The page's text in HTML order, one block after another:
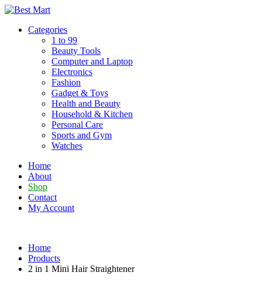
Skip
contentCategories
1 to 99
Beauty Tools
Computer and Laptop
Electronics
Fashion
Gadget & Toys
Health and Beauty
Household & Kitchen
Personal Care
Sports and Gym
Watches
Home
About
Shop
Contact
My Account
Home
Products
2 in 1 Mini Hair Straightener